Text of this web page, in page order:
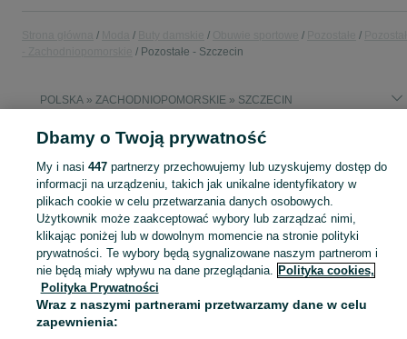
Pozostałe - Szczecin
POLSKA » ZACHODNIOPOMORSKIE » SZCZECIN
KATEGORIA
Sprzedaż pozostałego obuwia sportowego damskiego Szczecin ▶️ Różne marki i rozmiary ✅ Nowe i używane w atrakcyjnych cenach ✌ Znajdź oferty na OLX.pl!
Mapa kategorii
Mapa miejscowości
Mapa ministron
Popularne wyszukiwania
Dbamy o Twoją prywatność
My i nasi 447partnerzy przechowujemy lub uzyskujemy dostęp do
informacji na urządzeniu, takich jak unikalne identyfikatory w
plikach cookie w celu przetwarzania danych osobowych.
Użytkownik może zaakceptować wybory lub zarządzać nimi,
klikając poniżej lub w dowolnym momencie na stronie polityki
prywatności. Te wybory będą sygnalizowane naszym partnerom i
nie będą miały wpływu na dane przeglądania. Polityka cookies,
Polityka Prywatności
Wraz z naszymi partnerami przetwarzamy dane w celu
zapewnienia: